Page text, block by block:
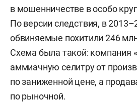
в мошенничестве в особо
По версии следствия, в
обвиняемые похитили 246
Схема была такой: компания
аммиачную селитру от
по заниженной цене, а
по рыночной.